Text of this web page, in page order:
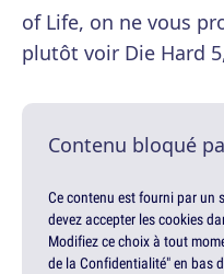
of Life, on ne vous
plutôt voir Die Hard
Contenu bloqué
Ce contenu est fourni par un
devez accepter les cookies
Modifiez ce choix à tout
de la Confidentialité" en bas